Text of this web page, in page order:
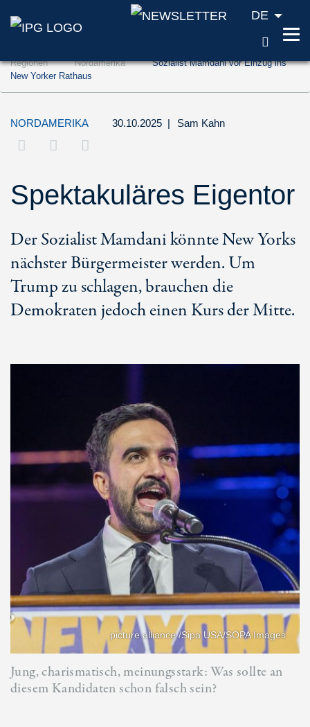
Zum Inhalt springen (Accesskey '1')
Zur Suche springen (Accesskey '2')
DE
Regionen Nordamerika
Sozialist Mamdani vor Einzug ins
New Yorker Rathaus
NORDAMERIKA 30.10.2025 | Sam Kahn
Spektakuläres Eigentor
Der Sozialist Mamdani könnte New Yorks
nächster Bürgermeister werden. Um
Trump zu schlagen, brauchen die
Demokraten jedoch einen Kurs der Mitte.
picture alliance /Sipa USA/SOPA Images
Jung, charismatisch, meinungsstark: Was sollte an
diesem Kandidaten schon falsch sein?